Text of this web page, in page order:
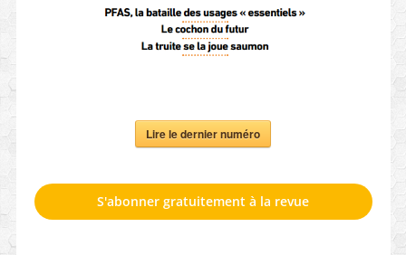
Lire le dernier numéro
S'abonner gratuitement à la revue